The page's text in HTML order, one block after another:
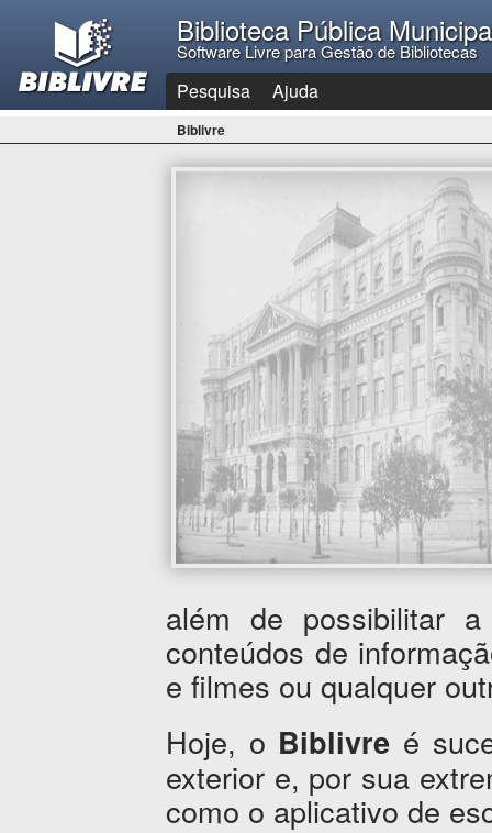
Biblioteca Pública
Software Livre para Gestão de Bibliotecas
Pesquisa Ajuda
Biblivre
além de possibilitar
conteúdos de
e filmes ou qualquer
Hoje, o Biblivre é
exterior e, por sua
como o aplicativo de